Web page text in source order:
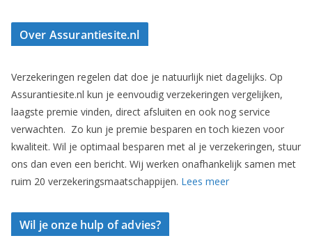
Over Assurantiesite.nl
Verzekeringen regelen dat doe je natuurlijk niet dagelijks. Op
Assurantiesite.nl kun je eenvoudig verzekeringen vergelijken,
laagste premie vinden, direct afsluiten en ook nog service
verwachten. Zo kun je premie besparen en toch kiezen voor
kwaliteit. Wil je optimaal besparen met al je verzekeringen, stuur
ons dan even een bericht. Wij werken onafhankelijk samen met
ruim 20 verzekeringsmaatschappijen. Lees meer
Wil je onze hulp of advies?